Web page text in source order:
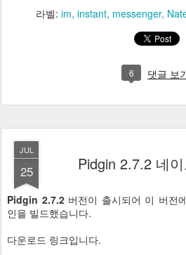
라벨: im instant messenger
6 댓글 보
JUL
25 Pidgin 2.7.2 네
Pidgin 2.7.2버전이 출시되어 이 버전
인을 빌드했습니다.
다운로드 링크입니다.